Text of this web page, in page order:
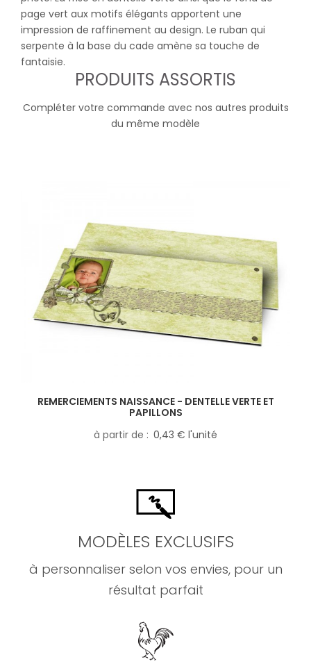
page vert aux motifs élégants apportent une
impression de raffinement au design. Le ruban qui
serpente à la base du cade amène sa touche de
fantaisie.
PRODUITS ASSORTIS
Compléter votre commande avec nos autres produits
du même modèle
REMERCIEMENTS NAISSANCE - DENTELLE VERTE ET
PAPILLONS
à partir de
0,43 € l'unité
MODÈLES EXCLUSIFS
à personnaliser selon vos envies, pour un
résultat parfait